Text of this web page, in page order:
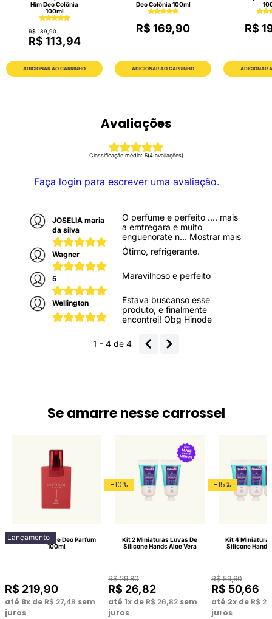
Him Deo Colônia
100ml
R$ 189,90
R$ 113,94
ADICIONAR AO CARRINHO
Deo Colônia 100ml
R$ 169,90
ADICIONAR AO CARRINHO
R$
ADICIONAR
Avaliações
Classificação média: 5(4 avaliações)
Faça login para escrever uma avaliação.
JOSELIA maria
da silva
O perfume e perfeito .... mais
a emtregara e muito
enguenorate n... Mostrar mais
Wagner Ótimo, refrigerante.
5 Maravilhoso e perfeito
Wellington
Estava buscanso esse
produto, e finalmente
encontrei! Obg Hinode
1 - 4 de 4
Se amarre nesse carrossel
Lançamento
Lattitude Race Deo Parfum
100ml
R$ 219,90
até 8x de R$ 27,48 sem
juros
-10%
Kit 2 Miniaturas Luvas De
Silicone Hands Aloe Vera
R$ 29,80
R$ 26,82
até 1x de R$ 26,82 sem
juros
-15%
Kit 4
Silicone Hands
R$ 59,60
R$ 50,66
até 2x de R$ 25
juros